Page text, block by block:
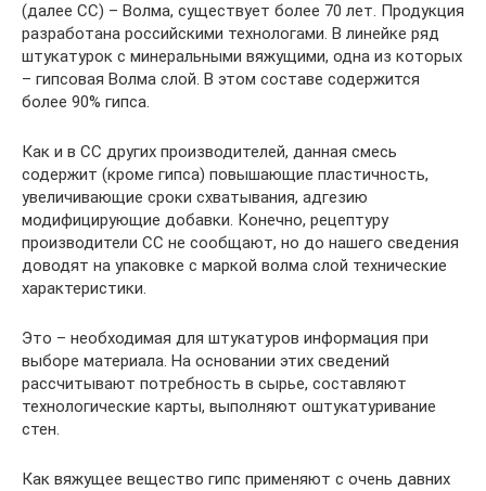
(далее СС) – Волма, существует более 70 лет. Продукция
разработана российскими технологами. В линейке ряд
штукатурок с минеральными вяжущими, одна из которых
– гипсовая Волма слой. В этом составе содержится
более 90% гипса.
Как и в СС других производителей, данная смесь
содержит (кроме гипса) повышающие пластичность,
увеличивающие сроки схватывания, адгезию
модифицирующие добавки. Конечно, рецептуру
производители СС не сообщают, но до нашего сведения
доводят на упаковке с маркой волма слой технические
характеристики.
Это – необходимая для штукатуров информация при
выборе материала. На основании этих сведений
рассчитывают потребность в сырье, составляют
технологические карты, выполняют оштукатуривание
стен.
Как вяжущее вещество гипс применяют с очень давних